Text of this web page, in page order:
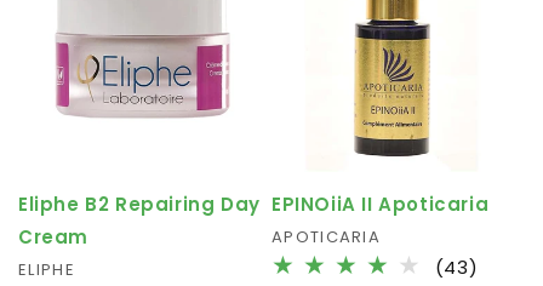
Eliphe B2 Repairing Day
Cream
Fournisseur :
ELIPHE
EPINOiiA II Apoticaria
Fournisseur :
APOTICARIA
(43)